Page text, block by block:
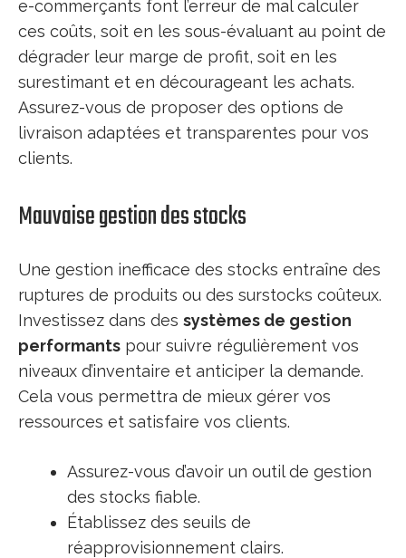
e-commerçants font l’erreur de mal calculer
ces coûts, soit en les sous-évaluant au point de
dégrader leur marge de profit, soit en les
surestimant et en décourageant les achats.
Assurez-vous de proposer des options de
livraison adaptées et transparentes pour vos
clients.
Mauvaise gestion des stocks
Une gestion inefficace des stocks entraîne des
ruptures de produits ou des surstocks coûteux.
Investissez dans des systèmes de gestion
performants pour suivre régulièrement vos
niveaux d’inventaire et anticiper la demande.
Cela vous permettra de mieux gérer vos
ressources et satisfaire vos clients.
Assurez-vous d’avoir un outil de gestion
des stocks fiable.
Établissez des seuils de
réapprovisionnement clairs.